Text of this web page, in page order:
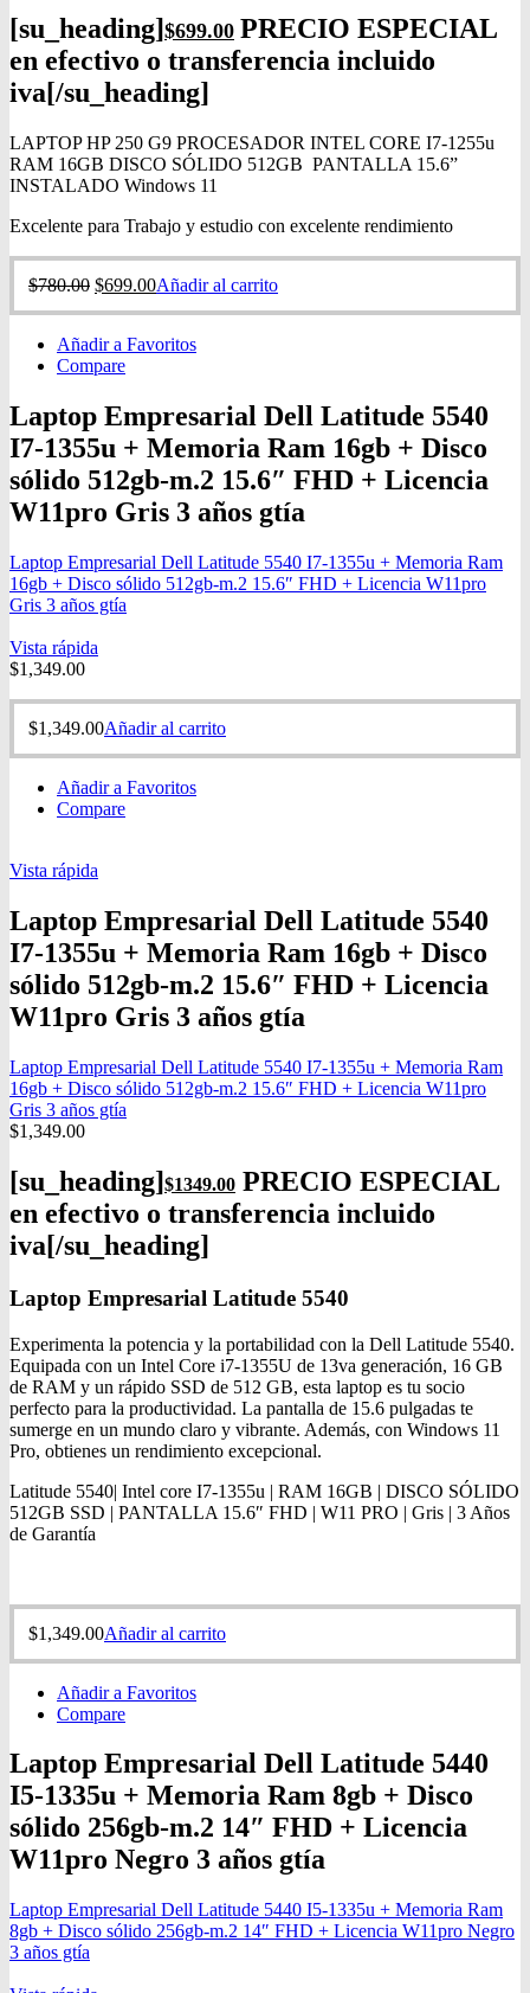
[su_heading] $699.00 PRECIO ESPECIAL
en efectivo o transferencia incluido
iva[/su_heading]
LAPTOP HP 250 G9 PROCESADOR INTEL CORE I7-1255u
RAM 16GB DISCO SÓLIDO 512GB PANTALLA 15.6”
INSTALADO Windows 11
Excelente para Trabajo y estudio con excelente rendimiento
$780.00 $699.00Añadir al carrito
Añadir a Favoritos
Compare
Laptop Empresarial Dell Latitude 5540
I7-1355u + Memoria Ram 16gb + Disco
sólido 512gb-m.2 15.6″ FHD + Licencia
W11pro Gris 3 años gtía
Laptop Empresarial Dell Latitude 5540 I7-1355u + Memoria Ram
16gb + Disco sólido 512gb-m.2 15.6″ FHD + Licencia W11pro
Gris 3 años gtía
Vista rápida
$1,349.00
$1,349.00Añadir al carrito
Añadir a Favoritos
Compare
Vista rápida
Laptop Empresarial Dell Latitude 5540
I7-1355u + Memoria Ram 16gb + Disco
sólido 512gb-m.2 15.6″ FHD + Licencia
W11pro Gris 3 años gtía
Laptop Empresarial Dell Latitude 5540 I7-1355u + Memoria Ram
16gb + Disco sólido 512gb-m.2 15.6″ FHD + Licencia W11pro
Gris 3 años gtía
$1,349.00
[su_heading]$1349.00 PRECIO ESPECIAL
en efectivo o transferencia incluido
iva[/su_heading]
Laptop Empresarial Latitude 5540
Experimenta la potencia y la portabilidad con la Dell Latitude 5540.
Equipada con un Intel Core i7-1355U de 13va generación, 16 GB
de RAM y un rápido SSD de 512 GB, esta laptop es tu socio
perfecto para la productividad. La pantalla de 15.6 pulgadas te
sumerge en un mundo claro y vibrante. Además, con Windows 11
Pro, obtienes un rendimiento excepcional.
Latitude 5540| Intel core I7-1355u | RAM 16GB | DISCO SÓLIDO
512GB SSD | PANTALLA 15.6″ FHD | W11 PRO | Gris | 3 Años
de Garantía
$1,349.00Añadir al carrito
Añadir a Favoritos
Compare
Laptop Empresarial Dell Latitude 5440
I5-1335u + Memoria Ram 8gb + Disco
sólido 256gb-m.2 14″ FHD + Licencia
W11pro Negro 3 años gtía
Laptop Empresarial Dell Latitude 5440 I5-1335u + Memoria Ram
8gb + Disco sólido 256gb-m.2 14″ FHD + Licencia W11pro Negro
3 años gtía